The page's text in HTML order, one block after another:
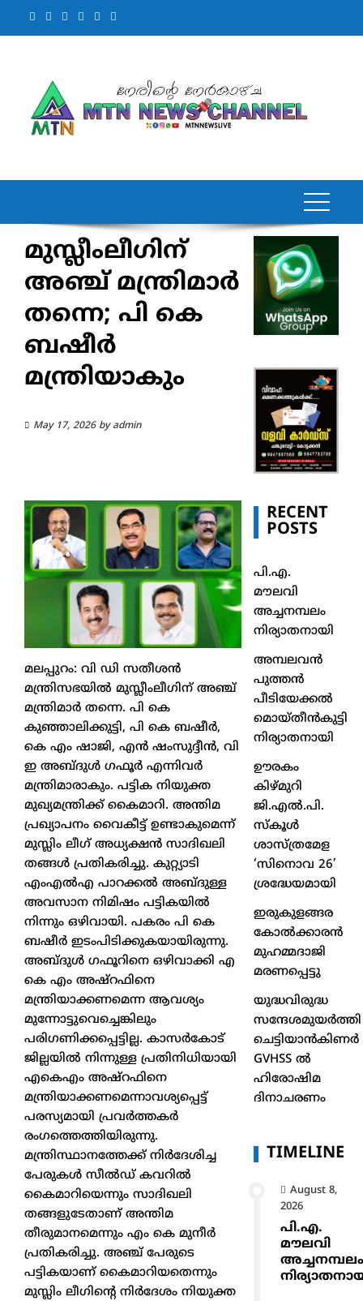
മുസ്ലീംലീഗിന്
അഞ്ച് മന്ത്രിമാര്‍
തന്നെ; പി കെ
ബഷീര്‍
മന്ത്രിയാകും
May 17, 2026by admin
മലപ്പുറം: വി ഡി സതീശന്‍
മന്ത്രിസഭയില്‍ മുസ്ലീംലീഗിന് അഞ്ച്
മന്ത്രിമാര്‍ തന്നെ. പി കെ
കുഞ്ഞാലിക്കുട്ടി, പി കെ ബഷീര്‍,
കെ എം ഷാജി, എന്‍ ഷംസുദ്ദീന്‍, വി
ഇ അബ്ദുള്‍ ഗഫൂര്‍ എന്നിവര്‍
മന്ത്രിമാരാകും. പട്ടിക നിയുക്ത
മുഖ്യമന്ത്രിക്ക് കൈമാറി. അന്തിമ
പ്രഖ്യാപനം വൈകീട്ട് ഉണ്ടാകുമെന്ന്
മുസ്ലിം ലീഗ് അധ്യക്ഷന്‍ സാദിഖലി
തങ്ങള്‍ പ്രതികരിച്ചു. കുറ്റ്യാടി
എംഎല്‍എ പാറക്കല്‍ അബ്ദുള്ള
അവസാന നിമിഷം പട്ടികയില്‍
നിന്നും ഒഴിവായി. പകരം പി കെ
ബഷീര്‍ ഇടംപിടിക്കുകയായിരുന്നു.
അബ്ദുള്‍ ഗഫൂറിനെ ഒഴിവാക്കി എ
കെ എം അഷ്‌റഫിനെ
മന്ത്രിയാക്കണമെന്ന ആവശ്യം
മുന്നോട്ടുവെച്ചെങ്കിലും
പരിഗണിക്കപ്പെട്ടില്ല. കാസര്‍കോട്
ജില്ലയില്‍ നിന്നുള്ള പ്രതിനിധിയായി
എകെഎം അഷ്‌റഫിനെ
മന്ത്രിയാക്കണമെന്നാവശ്യപ്പെട്ട്
പരസ്യമായി പ്രവര്‍ത്തകര്‍
രംഗത്തെത്തിയിരുന്നു.
മന്ത്രിസ്ഥാനത്തേക്ക് നിര്‍ദേശിച്ച
പേരുകള്‍ സീല്‍ഡ് കവറില്‍
കൈമാറിയെന്നും സാദിഖലി
തങ്ങളുടേതാണ് അന്തിമ
തീരുമാനമെന്നും എം കെ മുനീര്‍
പ്രതികരിച്ചു. അഞ്ച് പേരുടെ
പട്ടികയാണ് കൈമാറിയതെന്നും
മുസ്ലിം ലീഗിന്റെ നിര്‍ദേശം നിയുക്ത
RECENT
POSTS
പി.എ.
മൗലവി
അച്ചനമ്പലം
നിര്യാതനായി
അമ്പലവൻ
പുത്തൻ
പീടിയേക്കൽ
മൊയ്തീൻകുട്ടി
നിര്യാതനായി
ഊരകം
കിഴ്മുറി
ജി.എൽ.പി.
സ്കൂൾ
ശാസ്ത്രമേള
‘സിനൊവ 26’
ശ്രദ്ധേയമായി
ഇരുകുളങ്ങര
കോൽക്കാരൻ
മുഹമ്മദാജി
മരണപ്പെട്ടു
യുദ്ധവിരുദ്ധ
സന്ദേശമുയർത്തി
ചെട്ടിയാൻകിണർ
GVHSS ൽ
ഹിരോഷിമ
ദിനാചരണം
TIMELINE
August 8,
2026
പി.എ.
മൗലവി